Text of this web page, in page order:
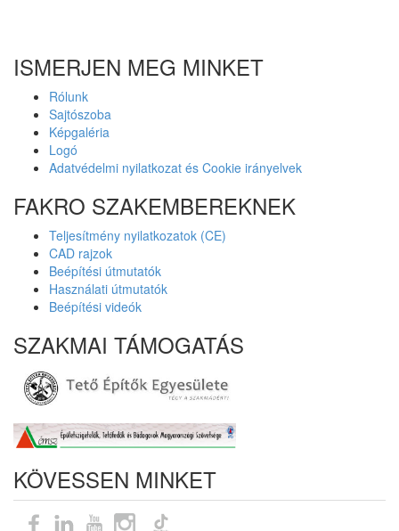
ISMERJEN MEG MINKET
Rólunk
Sajtószoba
Képgaléria
Logó
Adatvédelmi nyilatkozat és Cookie irányelvek
FAKRO SZAKEMBEREKNEK
Teljesítmény nyilatkozatok (CE)
CAD rajzok
Beépítési útmutatók
Használati útmutatók
Beépítési videók
SZAKMAI TÁMOGATÁS
KÖVESSEN MINKET